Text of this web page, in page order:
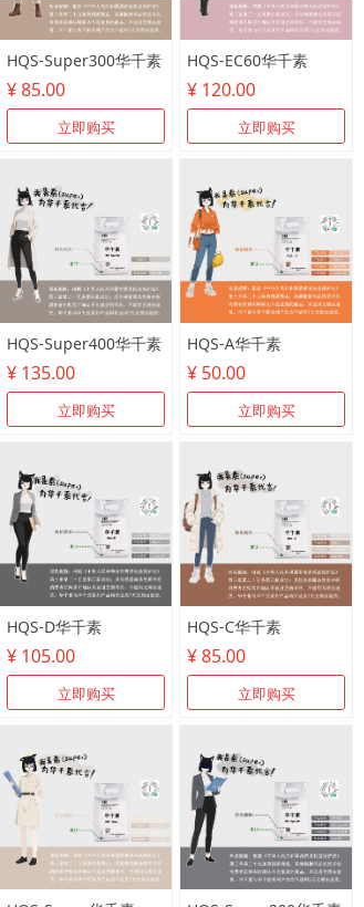
HQS-Super300华千素
¥ 85.00
立即购买
HQS-EC60华千素
¥ 120.00
立即购买
HQS-Super400华千素
¥ 135.00
立即购买
HQS-A华千素
¥ 50.00
立即购买
HQS-D华千素
¥ 105.00
立即购买
HQS-C华千素
¥ 85.00
立即购买